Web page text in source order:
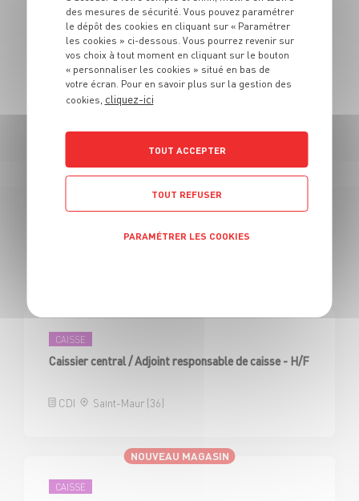
N’hésitez plus, pimentez votre vie et venez prendre
part vous aussi à la team : J'peux pas j'ai grand frais !
La diversité est une force, nous nous engageons à
traiter toutes les candidatures sans prise en compte
de critère de discrimination quelconque.
58 OFFRES
CAISSE
Caissier central / Adjoint responsable de caisse - H/F
CDI Saint-Maur (36)
NOUVEAU MAGASIN
CAISSE
des mesures de sécurité. Vous pouvez paramétrer
le dépôt des cookies en cliquant sur « Paramétrer
les cookies » ci-dessous. Vous pourrez revenir sur
vos choix à tout moment en cliquant sur le bouton
« personnaliser les cookies » situé en bas de
votre écran. Pour en savoir plus sur la gestion des
cookies, cliquez-ici
TOUT ACCEPTER
TOUT REFUSER
PARAMÉTRER LES COOKIES